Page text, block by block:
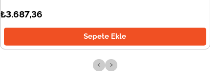
₺3.687,36
Sepete Ekle
‹ ›